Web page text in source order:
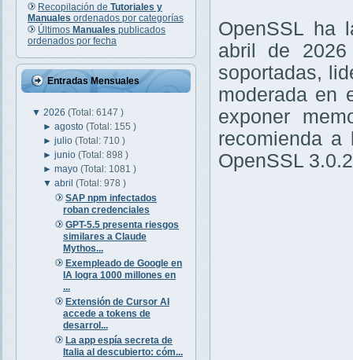
Recopilación de Tutoriales y
Manuales ordenados por categorías
Últimos Manuales publicados
ordenados por fecha
Entradas Mensuales
▼ 2026 (Total: 6147 )
►agosto(Total: 155 )
►julio(Total: 710 )
►junio(Total: 898 )
►mayo(Total: 1081 )
▼abril(Total: 978 )
SAP npm infectados
roban credenciales
GPT-5.5 presenta riesgos
similares a Claude
Mythos...
Exempleado de Google en
IA logra 1000 millones en
...
Extensión de Cursor AI
accede a tokens de
desarrol...
La app espía secreta de
Italia al descubierto: cóm...
OpenSSL ha
abril de
soportadas,
moderada en
exponer
recomienda a
OpenSSL